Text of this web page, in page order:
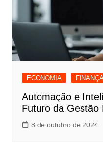
ECONOMIA
Automação e
Futuro da Gestão
8 de outubro de 2024